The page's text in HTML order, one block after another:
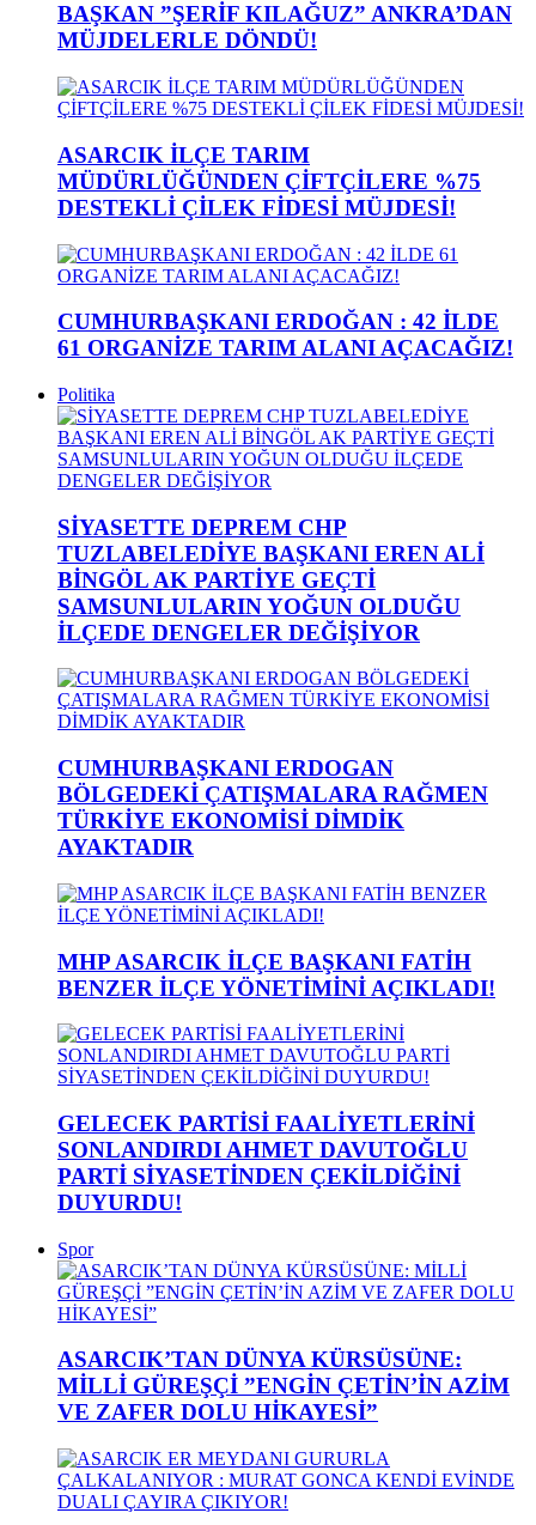
BAŞKAN ”ŞERİF KILAĞUZ” ANKRA’DAN
MÜJDELERLE DÖNDÜ!
ASARCIK İLÇE TARIM
MÜDÜRLÜĞÜNDEN ÇİFTÇİLERE %75
DESTEKLİ ÇİLEK FİDESİ MÜJDESİ!
CUMHURBAŞKANI ERDOĞAN : 42 İLDE
61 ORGANİZE TARIM ALANI AÇACAĞIZ!
Politika
SİYASETTE DEPREM CHP
TUZLABELEDİYE BAŞKANI EREN ALİ
BİNGÖL AK PARTİYE GEÇTİ
SAMSUNLULARIN YOĞUN OLDUĞU
İLÇEDE DENGELER DEĞİŞİYOR
CUMHURBAŞKANI ERDOGAN
BÖLGEDEKİ ÇATIŞMALARA RAĞMEN
TÜRKİYE EKONOMİSİ DİMDİK
AYAKTADIR
MHP ASARCIK İLÇE BAŞKANI FATİH
BENZER İLÇE YÖNETİMİNİ AÇIKLADI!
GELECEK PARTİSİ FAALİYETLERİNİ
SONLANDIRDI AHMET DAVUTOĞLU
PARTİ SİYASETİNDEN ÇEKİLDİĞİNİ
DUYURDU!
Spor
ASARCIK’TAN DÜNYA KÜRSÜSÜNE:
MİLLİ GÜREŞÇİ ”ENGİN ÇETİN’İN AZİM
VE ZAFER DOLU HİKAYESİ”